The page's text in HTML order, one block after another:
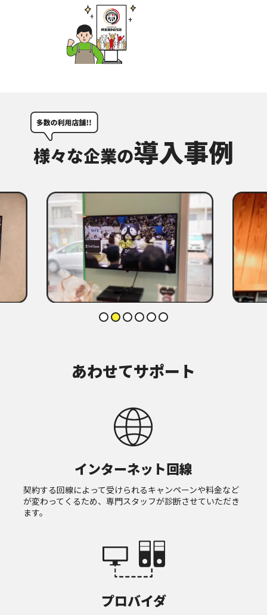
様々な企業の導入事例
あわせてサポート
インターネット回線
契約する回線によって受けられるキャンペーンや料金など
が変わってくるため、専門スタッフが診断させていただき
ます。
プロバイダ